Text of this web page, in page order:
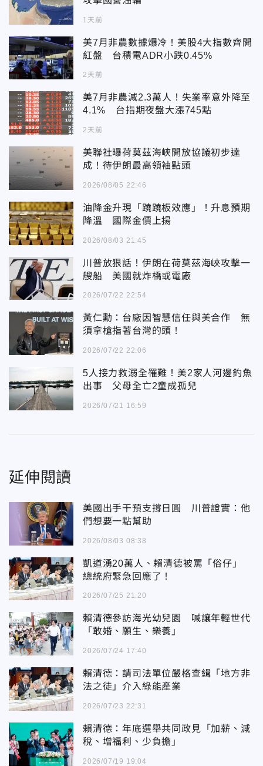
1天前
美7月非農數據爆冷！美股4大指數齊開
紅盤 台積電ADR小跌0.45%
2天前
美7月非農減2.3萬人！失業率意外降至
4.1% 台指期夜盤大漲745點
2天前
美聯社曝荷莫茲海峽開放協議初步達
成！待伊朗最高領袖點頭
2026/08/05 22:46
油降金升現「蹺蹺板效應」！升息預期
降溫 國際金價上揚
2026/08/03 21:45
川普放狠話！伊朗在荷莫茲海峽攻擊一
艘船 美國就炸橋或電廠
2026/07/22 22:54
黃仁勳：台廠因智慧信任與美合作 無
須拿槍指著台灣的頭！
2026/07/22 22:06
5人接力救溺全罹難！美2家人河邊釣魚
出事 父母全亡2童成孤兒
2026/07/21 16:59
延伸閱讀
美國出手干預支撐日圓 川普證實：他
們想要一點幫助
2026/08/03 08:38
凱道湧20萬人、賴清德被罵「俗仔」
總統府緊急回應了！
2026/07/25 21:20
賴清德參訪海光幼兒園 喊讓年輕世代
「敢婚、願生、樂養」
2026/07/24 17:40
賴清德：請司法單位嚴格查緝「地方非
法之徒」介入綠能產業
2026/07/23 22:31
賴清德：年底選舉共同政見「加薪、減
稅、增福利、少負擔」
2026/07/19 19:04